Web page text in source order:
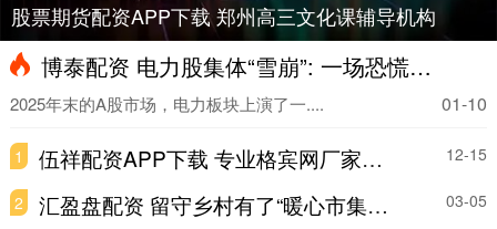
股票期货配资APP下载 郑州高三文化课辅导机构
博泰配资 电力股集体“雪崩”: 一场恐慌踩踏背后, 藏着中国能源变革的逻辑
01-10
2025年末的A股市场，电力板块上演了一....
1 伍祥配资APP下载 专业格宾网厂家——河北环标丝网制造有限公司 12-15
2 汇盈盘配资 留守乡村有了“暖心市集” 芳庄乡“固定 + 流动”双轨服务直达山村暖人心 03-05